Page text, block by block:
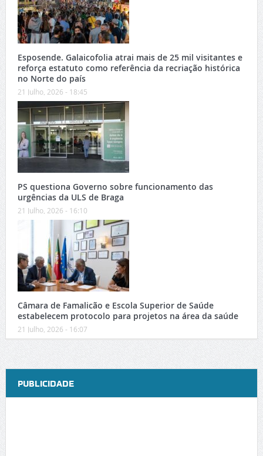
Esposende. Galaicofolia atrai mais de 25 mil visitantes e
reforça estatuto como referência da recriação histórica
no Norte do país
21 Julho, 2026 - 18:45
PS questiona Governo sobre funcionamento das
urgências da ULS de Braga
21 Julho, 2026 - 16:10
Câmara de Famalicão e Escola Superior de Saúde
estabelecem protocolo para projetos na área da saúde
21 Julho, 2026 - 16:07
PUBLICIDADE